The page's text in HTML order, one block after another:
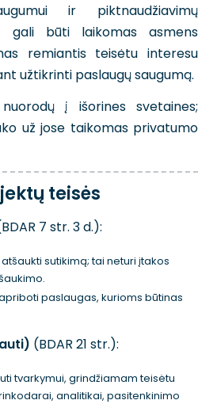
ir piktnaudžiavimų
gali būti laikomas asmens
remiantis teisėtu interesu
užtikrinti paslaugų saugumą.
į išorines svetaines;
už jose taikomas privatumo
teisės
7 str. 3 d.):
sutikimą; tai neturi įtakos
paslaugas, kurioms būtinas
(BDAR 21 str.):
tvarkymui, grindžiamam teisėtu
analitikai, pasitenkinimo